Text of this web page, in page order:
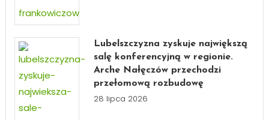
Lubelszczyzna zyskuje największą
salę konferencyjną w regionie.
Arche Nałęczów przechodzi
przełomową rozbudowę
28 lipca 2026